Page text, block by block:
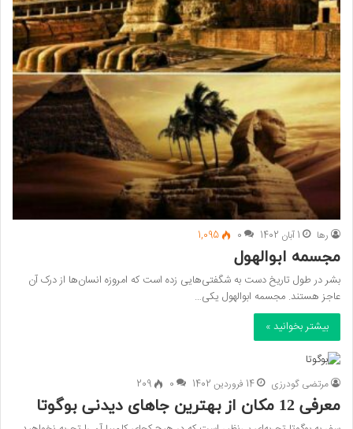
رها 1 آبان 1402 0
1,095
مجسمه ابوالهول
بشر در طول تاریخ دست به شگفتی‌هایی زده است که امروزه انسان‌ها از درک آن
عاجز هستند. مجسمه ابوالهول یکی…
بیشتر بخوانید »
مرتضی گودرزی 14 فروردین 1402 0
209
معرفی 12 مکان از بهترین جاهای دیدنی بوگوتا